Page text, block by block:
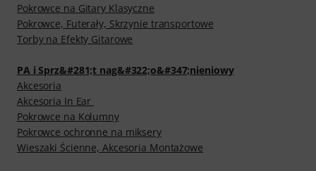
Pokrowce na Gitary Klasyczne
Pokrowce, Futerały, Skrzynie transportowe
Torby na Efekty Gitarowe
PA i Sprz&#281;t nag&#322;o&#347;nieniowy
Akcesoria
Akcesoria In Ear
Pokrowce na Kolumny
Pokrowce ochronne na miksery
Wieszaki Ścienne, Akcesoria Montażowe